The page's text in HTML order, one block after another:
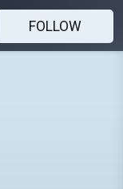
FOLLOW